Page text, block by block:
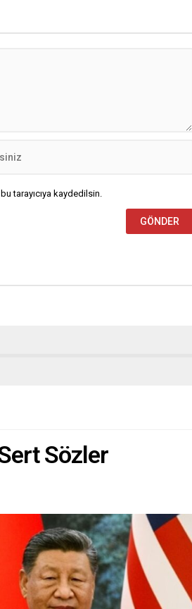
tarayıcıya kaydedilsin.
Sözler